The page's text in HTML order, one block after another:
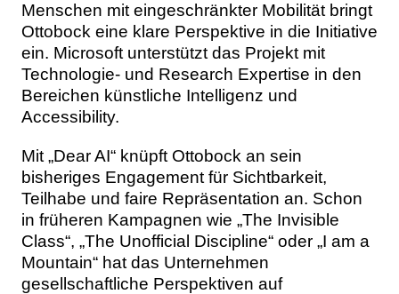
Menschen mit eingeschränkter Mobilität bringt
Ottobock eine klare Perspektive in die Initiative
ein. Microsoft unterstützt das Projekt mit
Technologie- und Research Expertise in den
Bereichen künstliche Intelligenz und
Accessibility.
Mit „Dear AI“ knüpft Ottobock an sein
bisheriges Engagement für Sichtbarkeit,
Teilhabe und faire Repräsentation an. Schon
in früheren Kampagnen wie „The Invisible
Class“, „The Unofficial Discipline“ oder „I am a
Mountain“ hat das Unternehmen
gesellschaftliche Perspektiven auf